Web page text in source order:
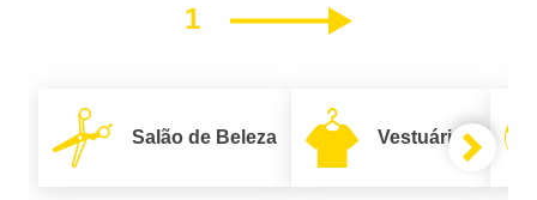
1 Próximo
Salão de Beleza Vestuário